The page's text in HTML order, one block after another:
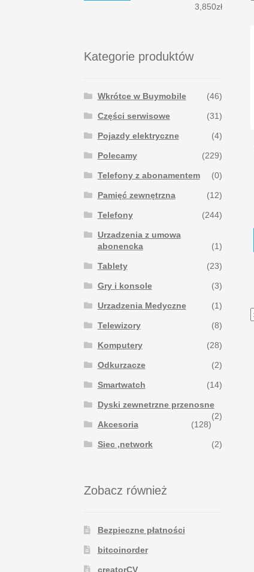
3,850zł
Kategorie produktów
Wkrótce w Buymobile (46)
Części serwisowe (31)
Pojazdy elektryczne (4)
Polecamy (229)
Telefony z abonamentem (0)
Pamięć zewnętrzna (12)
Telefony (244)
Urzadzenia z umowa
abonencka
(1)
Tablety (23)
Gry i konsole (3)
Urzadzenia Medyczne (1)
Telewizory (8)
Komputery (28)
Odkurzacze (2)
Smartwatch (14)
Dyski zewnetrzne przenosne
(2)
Akcesoria
(128)
Siec ,network (2)
Zobacz również
Bezpieczne płatności
bitcoinorder
creatorCV